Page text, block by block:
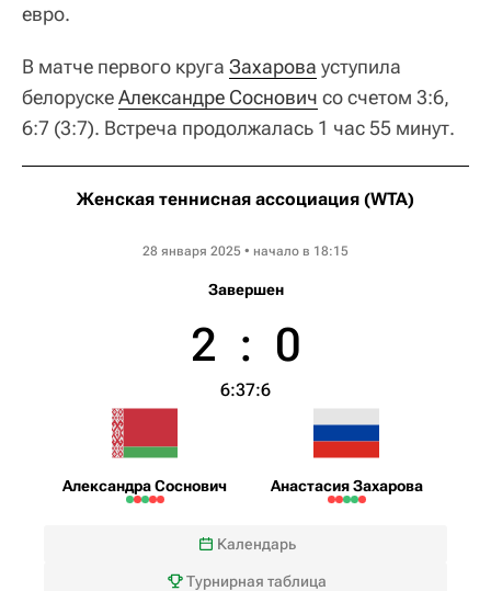
евро.
В матче первого круга Захарова уступила
белорускеАлександре Соснович со счетом 3:6,
6:7 (3:7). Встреча продолжалась 1 час 55 минут.
Женская теннисная ассоциация (WTA)
28 января 2025 • начало в 18:15
Завершен
Александра Соснович
2 : 0
6:37:6
Анастасия Захарова
Календарь
Турнирная таблица